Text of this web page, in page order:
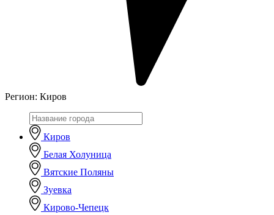
Регион: Киров
Киров
Белая Холуница
Вятские Поляны
Зуевка
Кирово-Чепецк